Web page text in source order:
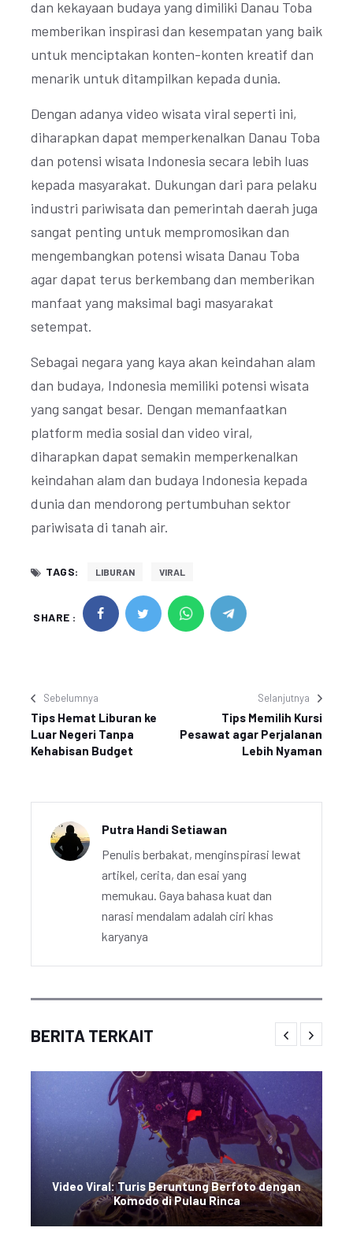
dan kekayaan budaya yang dimiliki Danau Toba
memberikan inspirasi dan kesempatan yang baik
untuk menciptakan konten-konten kreatif dan
menarik untuk ditampilkan kepada dunia.
Dengan adanya video wisata viral seperti ini,
diharapkan dapat memperkenalkan Danau Toba
dan potensi wisata Indonesia secara lebih luas
kepada masyarakat. Dukungan dari para pelaku
industri pariwisata dan pemerintah daerah juga
sangat penting untuk mempromosikan dan
mengembangkan potensi wisata Danau Toba
agar dapat terus berkembang dan memberikan
manfaat yang maksimal bagi masyarakat
setempat.
Sebagai negara yang kaya akan keindahan alam
dan budaya, Indonesia memiliki potensi wisata
yang sangat besar. Dengan memanfaatkan
platform media sosial dan video viral,
diharapkan dapat semakin memperkenalkan
keindahan alam dan budaya Indonesia kepada
dunia dan mendorong pertumbuhan sektor
pariwisata di tanah air.
TAGS: LIBURAN VIRAL
SHARE :
Sebelumnya
Tips Hemat Liburan ke
Luar Negeri Tanpa
Kehabisan Budget
Selanjutnya
Tips Memilih Kursi
Pesawat agar Perjalanan
Lebih Nyaman
Putra Handi Setiawan
Penulis berbakat, menginspirasi lewat
artikel, cerita, dan esai yang
memukau. Gaya bahasa kuat dan
narasi mendalam adalah ciri khas
karyanya
BERITA TERKAIT
Video Viral: Turis Beruntung Berfoto dengan
Komodo di Pulau Rinca